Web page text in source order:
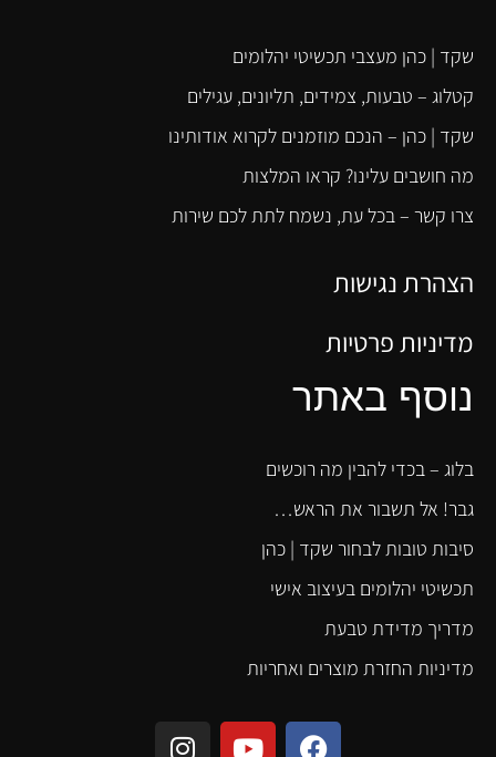
שקד | כהן מעצבי תכשיטי יהלומים
קטלוג – טבעות, צמידים, תליונים, עגילים
שקד | כהן – הנכם מוזמנים לקרוא אודותינו
מה חושבים עלינו? קראו המלצות
צרו קשר – בכל עת, נשמח לתת לכם שירות
הצהרת נגישות
מדיניות פרטיות
נוסף באתר
בלוג – בכדי להבין מה רוכשים
גבר! אל תשבור את הראש…
סיבות טובות לבחור שקד | כהן
תכשיטי יהלומים בעיצוב אישי
מדריך מדידת טבעת
מדיניות החזרת מוצרים ואחריות